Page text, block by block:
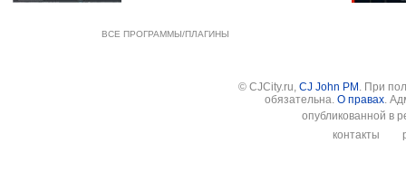
ВСЕ ПРОГРАММЫ/ПЛАГИНЫ
© CJCity.ru, CJ John PM . При
обязательна. О правах.
опубликованной в
контакты